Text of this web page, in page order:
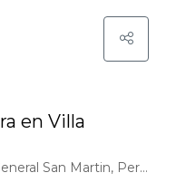
en Villa
San Martin, Pergamino